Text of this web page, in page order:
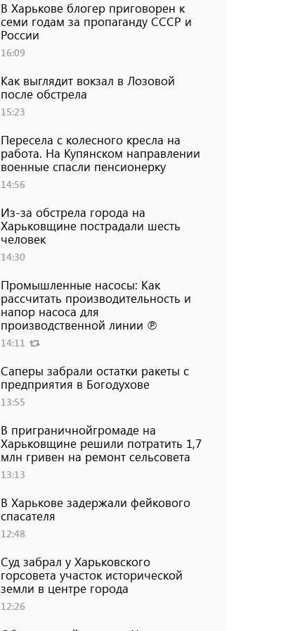
В Харькове блогер приговорен к
семи годам за пропаганду СССР и
России
16:09
Как выглядит вокзал в Лозовой
после обстрела
15:23
Пересела с колесного кресла на
работа. На Купянском направлении
военные спасли пенсионерку
14:56
Из-за обстрела города на
Харьковщине пострадали шесть
человек
14:30
Промышленные насосы: Как
рассчитать производительность и
напор насоса для
производственной линии ℗
14:11
Саперы забрали остатки ракеты с
предприятия в Богодухове
13:55
В приграничнойгромаде на
Харьковщине решили потратить 1,7
млн ​​гривен на ремонт сельсовета
13:13
В Харькове задержали фейкового
спасателя
12:48
Суд забрал у Харьковского
горсовета участок исторической
земли в центре города
12:26